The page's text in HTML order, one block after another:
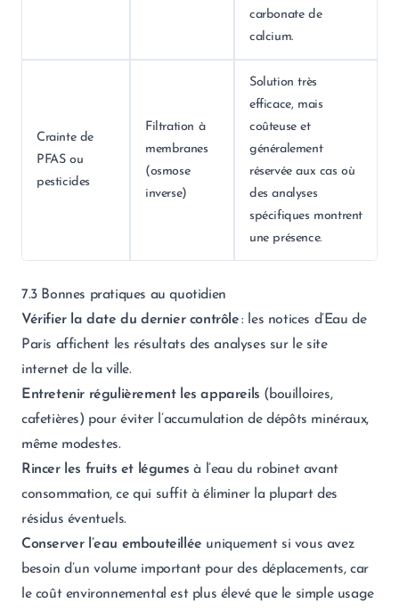
carbonate de
calcium.
Crainte de
PFAS ou
pesticides
Filtration à
membranes
(osmose
inverse)
Solution très
efficace, mais
coûteuse et
généralement
réservée aux cas où
des analyses
spécifiques montrent
une présence.
7.3 Bonnes pratiques au quotidien
Vérifier la date du dernier contrôle: les notices d’Eau de
Paris affichent les résultats des analyses sur le site
internet de la ville.
Entretenir régulièrement les appareils (bouilloires,
cafetières) pour éviter l’accumulation de dépôts minéraux,
même modestes.
Rincer les fruits et légumes à l’eau du robinet avant
consommation, ce qui suffit à éliminer la plupart des
résidus éventuels.
Conserver l’eau embouteillée uniquement si vous avez
besoin d’un volume important pour des déplacements, car
le coût environnemental est plus élevé que le simple usage